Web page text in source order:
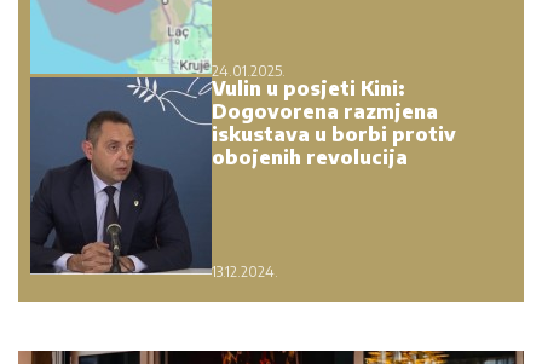
24.01.2025.
Vulin u posjeti Kini:
Dogovorena razmjena
iskustava u borbi protiv
obojenih revolucija
13.12.2024.